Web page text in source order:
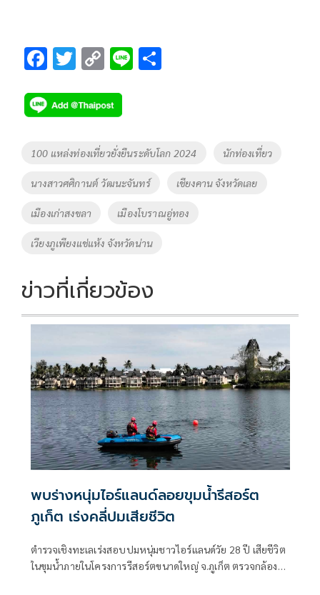
F
e
b
o
k
T
tt
er
C
p
y
Li
n
k
Li
Tags
100 แหล่งท่องเที่ยวยั่งยืนระดับโลก 2024 นักท่องเที่ยว
นางสาวศศิกานต์ วัฒนะจันทร์ เชียงคาน จังหวัดเลย
เมืองเก่าสงขลา เมืองโบราณอู่ทอง
เวียงภูเพียงแช่แห้ง จังหวัดน่าน
ข่าวที่เกี่ยวข้อง
พบร่างหนุ่มไอร์แลนด์ลอยขุมน้ำรีสอร์ต
ภูเก็ต เร่งคลี่ปมเสียชีวิต
ตำรวจเชิงทะเลเร่งสอบปมหนุ่มชาวไอร์แลนด์วัย 28 ปี เสียชีวิต
ในขุมน้ำภายในโครงการรีสอร์ตขนาดใหญ่ จ.ภูเก็ต ตรวจกล้อง